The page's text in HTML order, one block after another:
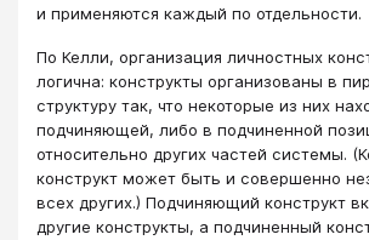
и применяются каждый по отдельности.
По Келли, организация личностных
логична: конструкты организованы в
структуру так, что некоторые из них
подчиняющей, либо в подчиненной
относительно других частей системы.
конструкт может быть и совершенно
всех других.) Подчиняющий конструкт
другие конструкты, а подчиненный